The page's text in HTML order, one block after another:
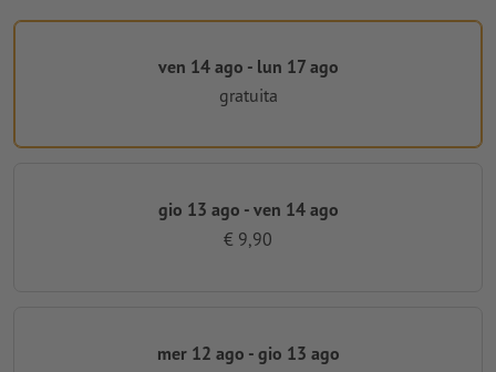
ven 14 ago - lun 17 ago
gratuita
gio 13 ago - ven 14 ago
€ 9,90
mer 12 ago - gio 13 ago